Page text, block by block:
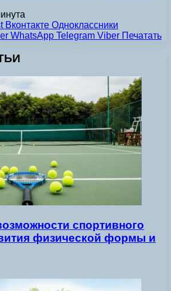
Вконтакте Одноклассники
WhatsApp Telegram Viber Печатать
спортивного
физической формы и